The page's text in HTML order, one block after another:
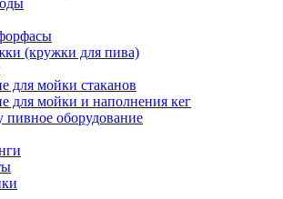
(кружки для пива)
для мойки стаканов
для мойки и наполнения кег
пивное оборудование